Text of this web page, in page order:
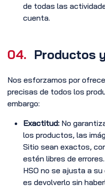
de todas las
cuenta.
04. Productos
Nos esforzamos por
precisas de todos los
embargo:
Exactitud: No
los productos, las
Sitio sean exactos,
estén libres de
HSO no se ajusta a
es devolverlo sin